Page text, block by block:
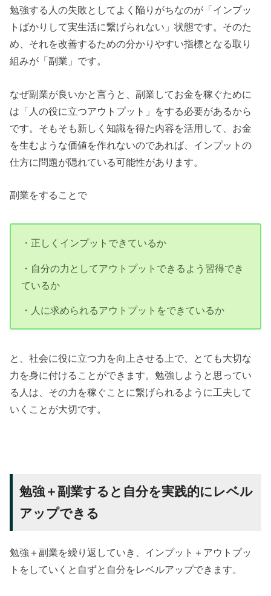
勉強する人の失敗としてよく陥りがちなのが「インプッ
トばかりして実生活に繋げられない」状態です。そのた
め、それを改善するための分かりやすい指標となる取り
組みが「副業」です。
なぜ副業が良いかと言うと、副業してお金を稼ぐために
は「人の役に立つアウトプット」をする必要があるから
です。そもそも新しく知識を得た内容を活用して、お金
を生むような価値を作れないのであれば、インプットの
仕方に問題が隠れている可能性があります。
副業をすることで
・正しくインプットできているか
・自分の力としてアウトプットできるよう習得でき
ているか
・人に求められるアウトプットをできているか
と、社会に役に立つ力を向上させる上で、とても大切な
力を身に付けることができます。勉強しようと思ってい
る人は、その力を稼ぐことに繋げられるように工夫して
いくことが大切です。
勉強＋副業すると自分を実践的にレベル
アップできる
勉強＋副業を繰り返していき、インプット＋アウトプッ
トをしていくと自ずと自分をレベルアップできます。